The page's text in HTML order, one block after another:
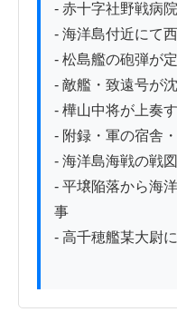
- 赤十字社野戦病
- 海洋島付近にて
- 松島艦の砲弾が
- 敵艦・致遠号が
- 樺山中将が上奏
- 附録・軍の宿舎
- 海洋島海戦の戦図
- 平壌陥落から海
事
- 高千穂艦某大尉